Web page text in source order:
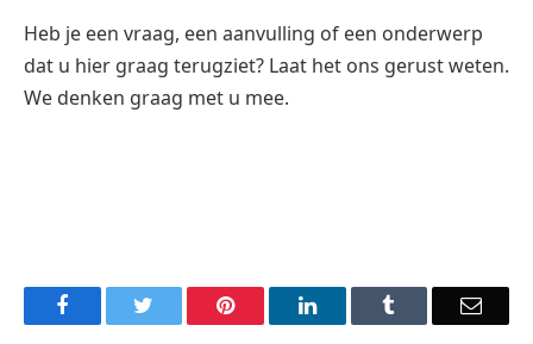
Heb je een vraag, een aanvulling of een onderwerp
dat u hier graag terugziet? Laat het ons gerust weten.
We denken graag met u mee.
Facebook Pinterest LinkedIn Email